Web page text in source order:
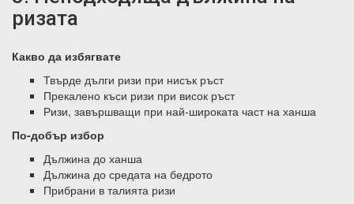
ризата
Какво да избягвате
Твърде дълги ризи при нисък ръст
Прекалено къси ризи при висок ръст
Ризи, завършващи при най-широката част на ханша
По-добър избор
Дължина до ханша
Дължина до средата на бедрото
Прибрани в талията ризи